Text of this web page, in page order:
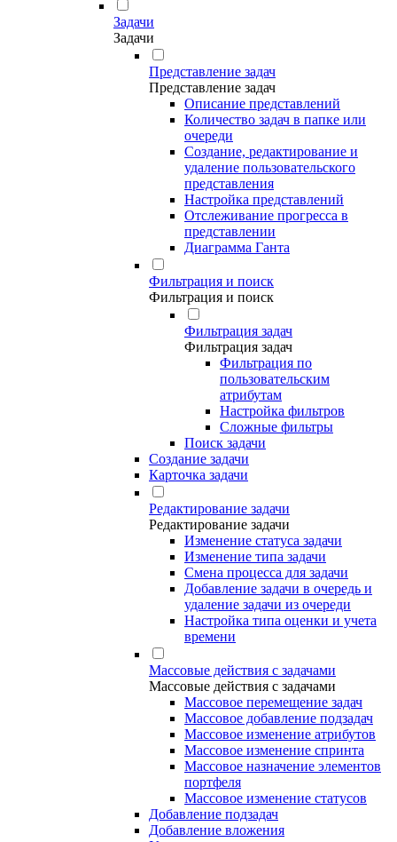
Задачи
Задачи
Представление задач
Представление задач
Описание представлений
Количество задач в папке или
очереди
Создание, редактирование и
удаление пользовательского
представления
Настройка представлений
Отслеживание прогресса в
представлении
Диаграмма Ганта
Фильтрация и поиск
Фильтрация и поиск
Фильтрация задач
Фильтрация задач
Фильтрация по
пользовательским
атрибутам
Настройка фильтров
Сложные фильтры
Поиск задачи
Создание задачи
Карточка задачи
Редактирование задачи
Редактирование задачи
Изменение статуса задачи
Изменение типа задачи
Смена процесса для задачи
Добавление задачи в очередь и
удаление задачи из очереди
Настройка типа оценки и учета
времени
Массовые действия с задачами
Массовые действия с задачами
Массовое перемещение задач
Массовое добавление подзадач
Массовое изменение атрибутов
Массовое изменение спринта
Массовое назначение элементов
портфеля
Массовое изменение статусов
Добавление подзадач
Добавление вложения